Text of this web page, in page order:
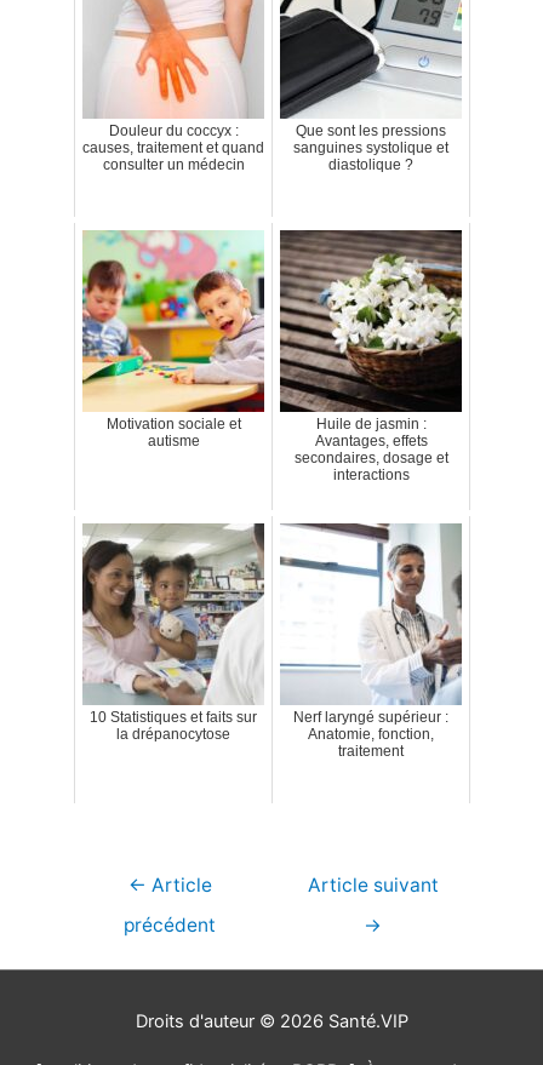
Douleur du coccyx :
causes, traitement et quand
consulter un médecin
Que sont les pressions
sanguines systolique et
diastolique ?
Motivation sociale et
autisme
Huile de jasmin :
Avantages, effets
secondaires, dosage et
interactions
10 Statistiques et faits sur
la drépanocytose
Nerf laryngé supérieur :
Anatomie, fonction,
traitement
Navigation
← Article
précédent
Article suivant
→
Droits d'auteur © 2026 Santé.VIP